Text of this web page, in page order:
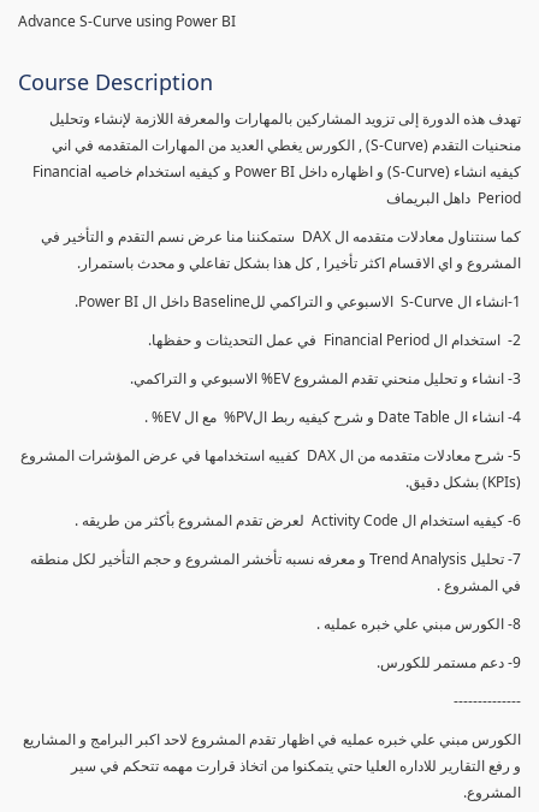
Advance S-Curve using Power BI
Course Description
تهدف هذه الدورة إلى تزويد المشاركين بالمهارات والمعرفة اللازمة لإنشاء وتحليل
منحنيات التقدم (S-Curve) , الكورس يغطي العديد من المهارات المتقدمه في اني
كيفيه انشاء (S-Curve) و اظهاره داخل Power BI و كيفيه استخدام خاصيه Financial
Period داهل البريماف
كما سنتناول معادلات متقدمه ال DAX ستمكننا منا عرض نسم التقدم و التأخير في
المشروع و اي الاقسام اكثر تأخيرا , كل هذا بشكل تفاعلي و محدث باستمرار.
1-انشاء ال S-Curve الاسبوعي و التراكمي للBaseline داخل ال Power BI.
2- استخدام ال Financial Period في عمل التحديثات و حفظها.
3- انشاء و تحليل منحني تقدم المشروع EV% الاسبوعي و التراكمي.
4- انشاء ال Date Table و شرح كيفيه ربط الPV% مع ال EV% .
5- شرح معادلات متقدمه من ال DAX كفييه استخدامها في عرض المؤشرات المشروع
(KPIs) بشكل دقيق.
6- كيفيه استخدام ال Activity Code لعرض تقدم المشروع بأكثر من طريقه .
7- تحليل Trend Analysis و معرفه نسبه تأخشر المشروع و حجم التأخير لكل منطقه
في المشروع .
8- الكورس مبني علي خبره عمليه .
9- دعم مستمر للكورس.
--------------
الكورس مبني علي خبره عمليه في اظهار تقدم المشروع لاحد اكبر البرامج و المشاريع
و رفع التقارير للاداره العليا حتي يتمكنوا من اتخاذ قرارت مهمه تتحكم في سير
المشروع.